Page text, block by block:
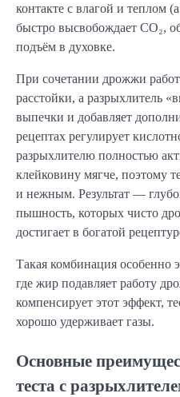
контакте с влагой и теплом
быстро высвобождает CO₂,
подъём в духовке.
При сочетании дрожжи
расстойки, а разрыхлитель
выпечки и добавляет
рецептах регулирует
разрыхлителю полностью
клейковину мягче, поэтому
и нежным. Результат —
пышность, которых чисто
достигает в богатой
Такая комбинация особенно
где жир подавляет работу
компенсирует этот эффект,
хорошо удерживает газы.
Основные
теста с